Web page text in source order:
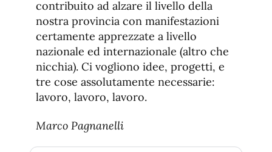
contribuito ad alzare il livello della
nostra provincia con manifestazioni
certamente apprezzate a livello
nazionale ed internazionale (altro che
nicchia). Ci vogliono idee, progetti, e
tre cose assolutamente necessarie:
lavoro, lavoro, lavoro.
Marco Pagnanelli